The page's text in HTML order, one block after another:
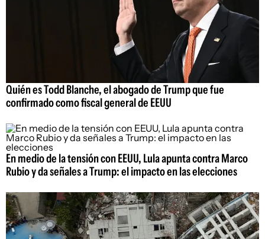
Quién es Todd Blanche, el abogado de Trump que fue
confirmado como fiscal general de EEUU
En medio de la tensión con EEUU, Lula apunta contra Marco
Rubio y da señales a Trump: el impacto en las elecciones